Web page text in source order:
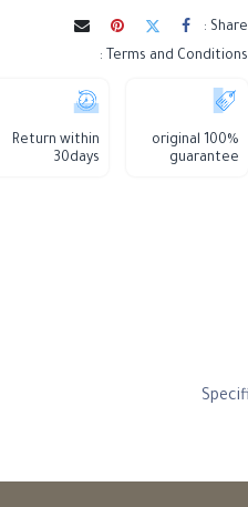
Share :
Terms and Conditions :
100% original
guarantee
Return within
30days